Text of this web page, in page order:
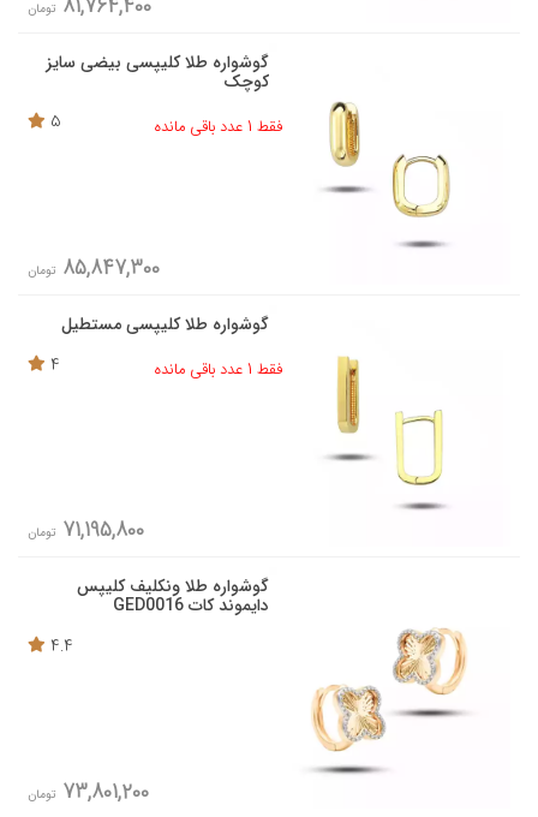
81,764,400 تومان
گوشواره طلا کلیپسی بیضی سایز
کوچک
فقط 1 عدد باقی مانده
5
85,847,300 تومان
گوشواره طلا کلیپسی مستطیل
فقط 1 عدد باقی مانده
4
71,195,800 تومان
گوشواره طلا ونکلیف کلیپس
دایموند کات GED0016
4.4
73,801,200 تومان